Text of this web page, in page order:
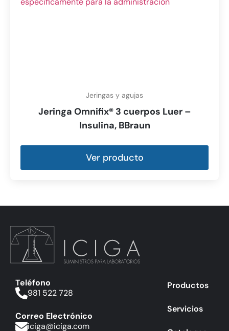
Jeringas y agujas
Jeringa Omnifix® 3 cuerpos Luer –
Insulina, BBraun
Ver producto
Teléfono
981 522 728
Correo Electrónico
iciga@iciga.com
Productos
Servicios